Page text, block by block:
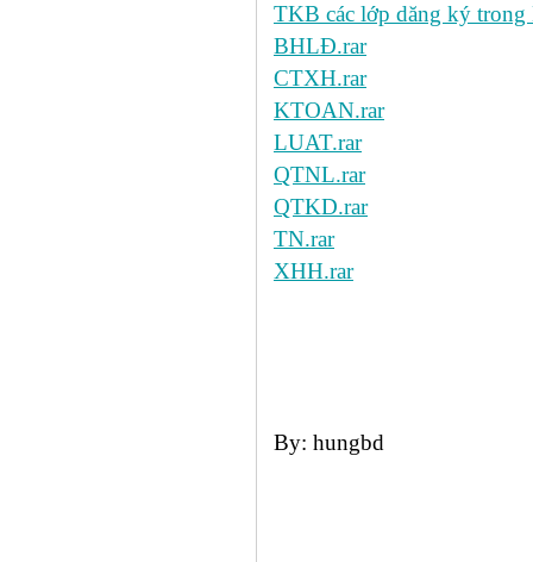
TKB các lớp dăng ký
BHLĐ.rar
CTXH.rar
KTOAN.rar
LUAT.rar
QTNL.rar
QTKD.rar
TN.rar
XHH.rar
By: hungbd